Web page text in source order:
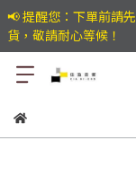
📢 提醒您：下單前請
貨，敬請耐心等候！